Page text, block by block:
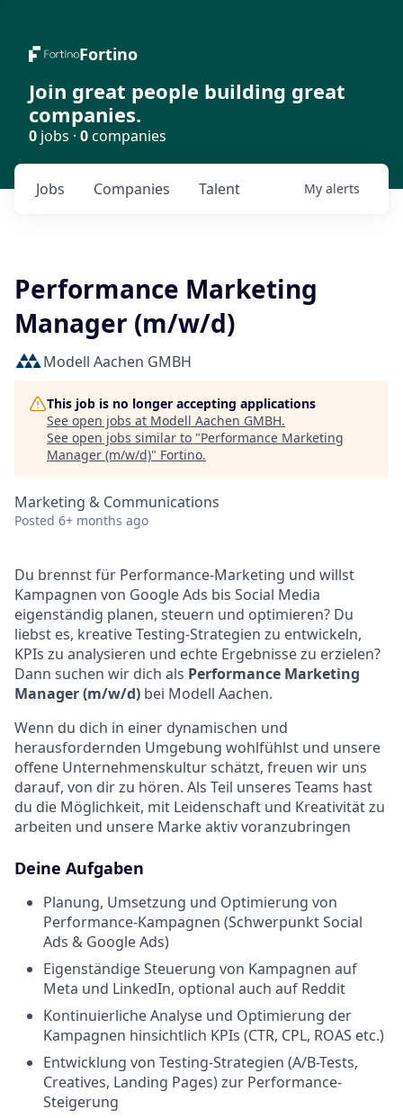
Fortino
Join great people building great
companies.
0 jobs · 0companies
Jobs Companies Talent My alerts
Performance Marketing
Manager (m/w/d)
Modell Aachen GMBH
This job is no longer accepting applications
See open jobs at Modell Aachen GMBH.
See open jobs similar to "Performance Marketing
Manager (m/w/d)" Fortino.
Marketing & Communications
Posted 6+ months ago
Du brennst für Performance-Marketing und willst
Kampagnen von Google Ads bis Social Media
eigenständig planen, steuern und optimieren? Du
liebst es, kreative Testing-Strategien zu entwickeln,
KPIs zu analysieren und echte Ergebnisse zu erzielen?
Dann suchen wir dich als Performance Marketing
Manager (m/w/d) bei Modell Aachen.
Wenn du dich in einer dynamischen und
herausfordernden Umgebung wohlfühlst und unsere
offene Unternehmenskultur schätzt, freuen wir uns
darauf, von dir zu hören. Als Teil unseres Teams hast
du die Möglichkeit, mit Leidenschaft und Kreativität zu
arbeiten und unsere Marke aktiv voranzubringen
Deine Aufgaben
Planung, Umsetzung und Optimierung von
Performance-Kampagnen (Schwerpunkt Social
Ads & Google Ads)
Eigenständige Steuerung von Kampagnen auf
Meta und LinkedIn, optional auch auf Reddit
Kontinuierliche Analyse und Optimierung der
Kampagnen hinsichtlich KPIs (CTR, CPL, ROAS etc.)
Entwicklung von Testing-Strategien (A/B-Tests,
Creatives, Landing Pages) zur Performance-
Steigerung